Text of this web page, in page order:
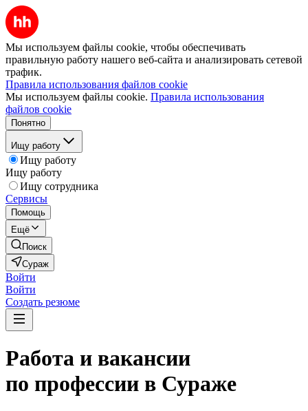
Мы используем файлы cookie, чтобы обеспечивать
правильную работу нашего веб-сайта и анализировать сетевой
трафик.
Правила использования файлов cookie
Мы используем файлы cookie. Правила использования
файлов cookie
Понятно
Ищу работу
Ищу работу
Ищу работу
Ищу сотрудника
Сервисы
Помощь
Ещё
Поиск
Сураж
Войти
Войти
Создать резюме
Работа и вакансии
по профессии в Сураже